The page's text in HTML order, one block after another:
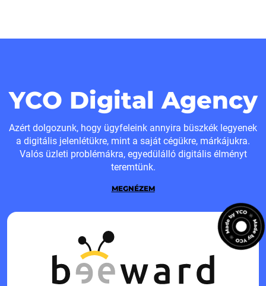
YCO Digital Agency
Azért dolgozunk, hogy ügyfeleink annyira büszkék legyenek
a digitális jelenlétükre, mint a saját cégükre, márkájukra.
Valós üzleti problémákra, egyedülálló digitális élményt
teremtünk.
MEGNÉZEM